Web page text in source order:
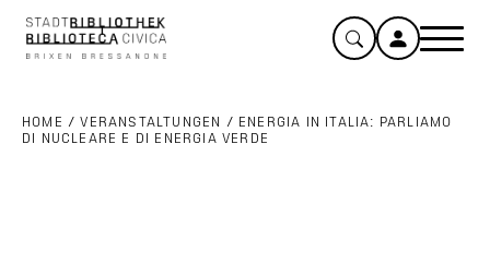
HOME /VERANSTALTUNGEN /
ENERGIA IN ITALIA: PARLIAMO
DI NUCLEARE E DI ENERGIA VERDE